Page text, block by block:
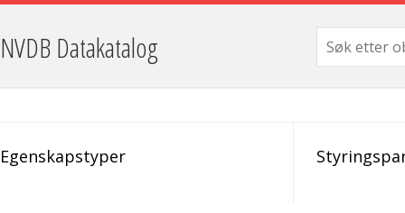
NVDB Datakatalog
Egenskapstyper